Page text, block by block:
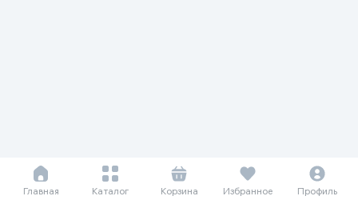
Главная Каталог Корзина Избранное Профиль